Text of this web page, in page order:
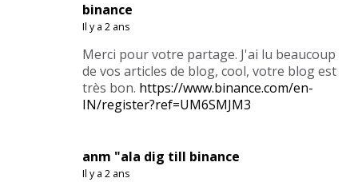
binance
Il y a 2 ans
Merci pour votre partage. J'ai lu beaucoup
de vos articles de blog, cool, votre blog est
très bon. https://www.binance.com/en-
IN/register?ref=UM6SMJM3
anm "ala dig till binance
Il y a 2 ans